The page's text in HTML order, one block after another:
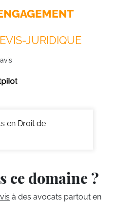
JURIDIQUE
avis
en Droit de
ce domaine ?
à des avocats partout en